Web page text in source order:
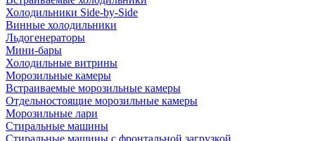
Холодильники Side-by-Side
Винные холодильники
Льдогенераторы
Мини-бары
Холодильные витрины
Морозильные камеры
Встраиваемые морозильные камеры
Отдельностоящие морозильные камеры
Морозильные лари
Стиральные машины
Стиральные машины с фронтальной загрузкой